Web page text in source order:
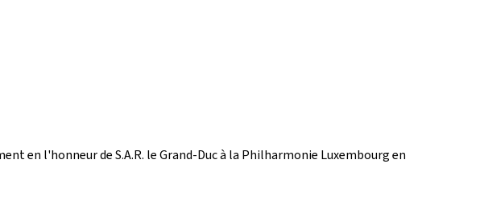
en l'honneur de S.A.R. le Grand-Duc à la Philharmonie Luxembourg en